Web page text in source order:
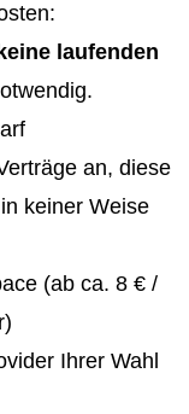
laufenden
an, diese
keiner Weise
(ab ca. 8 € /
Ihrer Wahl